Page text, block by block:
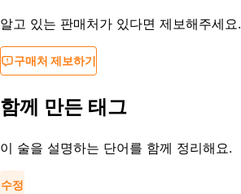
알고 있는 판매처가 있다면 제보해주세요.
구매처 제보하기
함께 만든 태그
이 술을 설명하는 단어를 함께 정리해요.
수정